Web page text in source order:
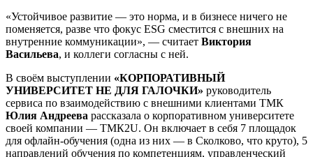
«Устойчивое развитие — это норма, и в бизнесе ничего не
поменяется, разве что фокус ESG сместится с внешних на
внутренние коммуникации», — считает Виктория
Васильева, и коллеги согласны с ней.
В своём выступлении «КОРПОРАТИВНЫЙ
УНИВЕРСИТЕТ НЕ ДЛЯ ГАЛОЧКИ» руководитель
сервиса по взаимодействию с внешними клиентами ТМК
Юлия Андреева рассказала о корпоративном университете
своей компании — ТМК2U. Он включает в себя 7 площадок
для офлайн-обучения (одна из них — в Сколково, что круто), 5
направлений обучения по компетенциям, управленческий